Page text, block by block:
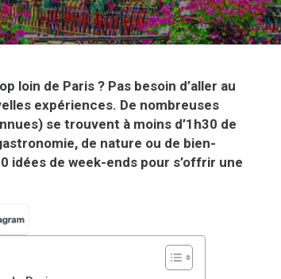
loin de Paris ? Pas besoin d’aller au
expériences. De nombreuses
se trouvent à moins d’1h30 de
de nature ou de bien-
idées de week-ends pour s’offrir une